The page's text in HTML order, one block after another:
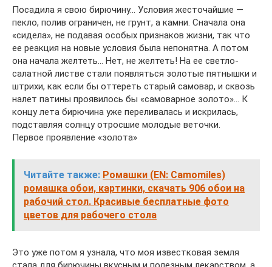
Посадила я свою бирючину… Условия жесточайшие —
пекло, полив ограничен, не грунт, а камни. Сначала она
«сидела», не подавая особых признаков жизни, так что
ее реакция на новые условия была непонятна. А потом
она начала желтеть… Нет, не желтеть! На ее светло-
салатной листве стали появляться золотые пятнышки и
штрихи, как если бы оттереть старый самовар, и сквозь
налет патины проявилось бы «самоварное золото»… К
концу лета бирючина уже переливалась и искрилась,
подставляя солнцу отросшие молодые веточки.
Первое проявление «золота»
Читайте также: Ромашки (EN: Camomiles)
ромашка обои, картинки, скачать 906 обои на
рабочий стол. Красивые бесплатные фото
цветов для рабочего стола
Это уже потом я узнала, что моя известковая земля